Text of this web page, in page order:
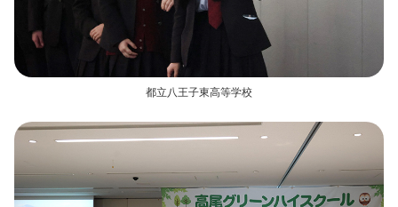
都立八王子東高等学校